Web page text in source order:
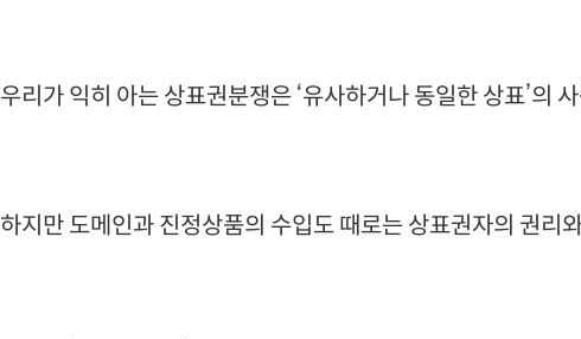
우리가 익히 아는 상표권분쟁은 ‘유사하거나 동일한 상표’의
하지만 도메인과 진정상품의 수입도 때로는 상표권자의 권리